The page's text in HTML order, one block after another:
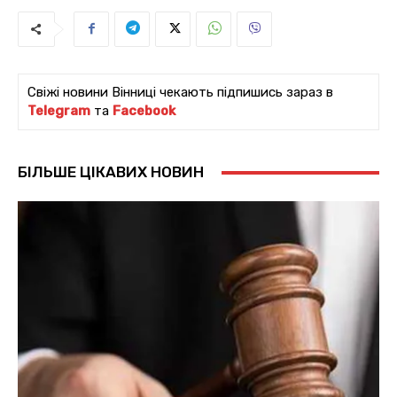
Свіжі новини Вінниці чекають підпишись зараз в
Telegram та Facebook
БІЛЬШЕ ЦІКАВИХ НОВИН